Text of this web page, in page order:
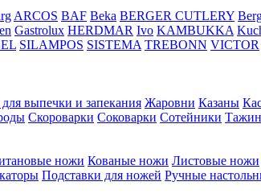
ARCOS BAF Beka BERGER CUTLERY
Gastrolux HERDMAR Ivo KAMBUKKA
SILAMPOS SISTEMA TREBONN VICTOR
выпечки и запекания Жаровни Казаны
Скороварки Соковарки Сотейники
ножи Кованые ножи Листовые ножи
Подставки для ножей Ручные